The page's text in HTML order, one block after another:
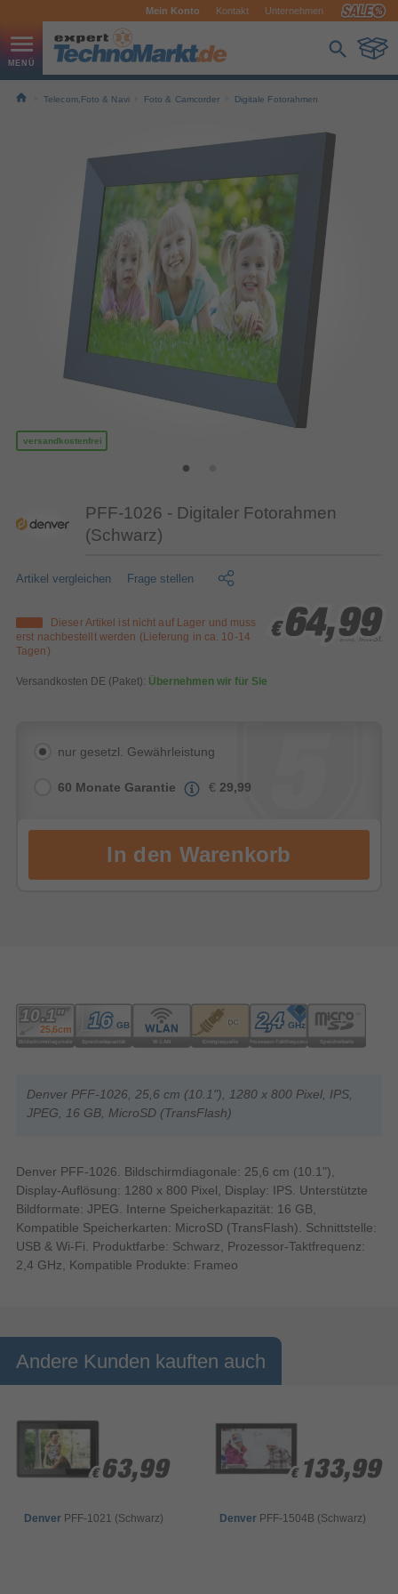
Mein Konto Kontakt Unternehmen
Telecom,Foto & Navi Foto & Camcorder Digitale Fotorahmen
versandkostenfrei
PFF-1026 - Digitaler Fotorahmen
(Schwarz)
Artikel vergleichen Frage stellen
Dieser Artikel ist nicht auf Lager und muss
erst nachbestellt werden (Lieferung in ca. 10-14
Tagen)
Versandkosten DE (Paket): Übernehmen wir für Sie
€ 64,99
€ 64,99
€ 64,99
inkl. MwSt.
nur gesetzl. Gewährleistung
60 Monate Garantie € 29,99
Denver PFF-1026, 25,6 cm (10.1"), 1280 x 800 Pixel, IPS,
JPEG, 16 GB, MicroSD (TransFlash)
Denver PFF-1026. Bildschirmdiagonale: 25,6 cm (10.1"),
Display-Auflösung: 1280 x 800 Pixel, Display: IPS. Unterstützte
Bildformate: JPEG. Interne Speicherkapazität: 16 GB,
Kompatible Speicherkarten: MicroSD (TransFlash). Schnittstelle:
USB & Wi-Fi. Produktfarbe: Schwarz, Prozessor-Taktfrequenz:
2,4 GHz, Kompatible Produkte: Frameo
Andere Kunden kauften auch
€ 63,99
€ 63,99
Denver PFF-1021 (Schwarz)
€ 133,99
€ 133,99
Denver PFF-1504B (Schwarz)